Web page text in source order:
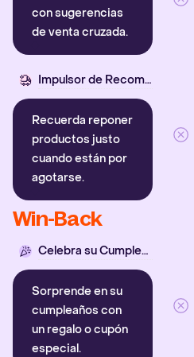
con sugerencias
de venta cruzada.
Impulsor de Recompra
Recuerda reponer
productos justo
cuando están por
agotarse.
Win-Back
Celebra su Cumpleaños
Sorprende en su
cumpleaños con
un regalo o cupón
especial.